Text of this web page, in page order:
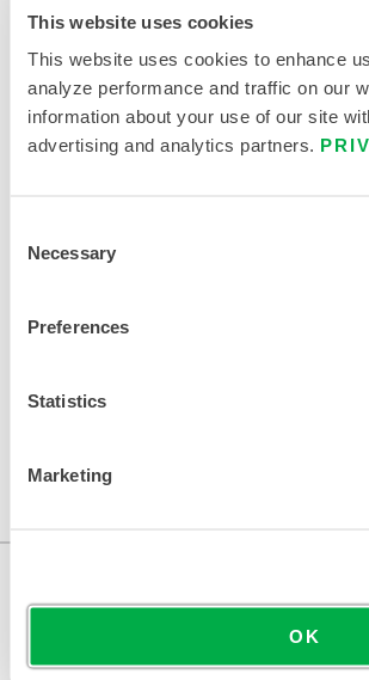
This website uses cookies
This website uses cookies to enhance
analyze performance and traffic on our
information about your use of our site
advertising and analytics partners.
Selection
Necessary
Preferences
Statistics
Marketing
OK